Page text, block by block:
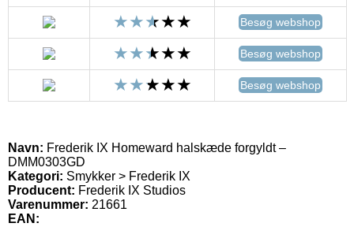
Besøg webshop
Besøg webshop
Besøg webshop
Navn: Frederik IX Homeward halskæde forgyldt –
DMM0303GD
Kategori: Smykker > Frederik IX
Producent: Frederik IX Studios
Varenummer: 21661
EAN: